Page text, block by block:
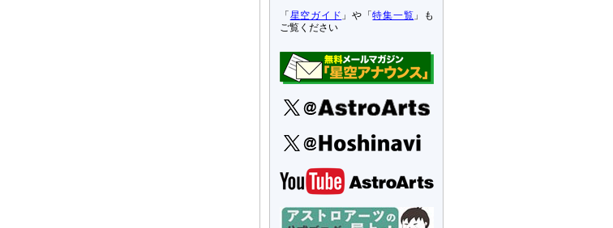
「 星空ガイド 」や「特集一覧 」も
ご覧ください